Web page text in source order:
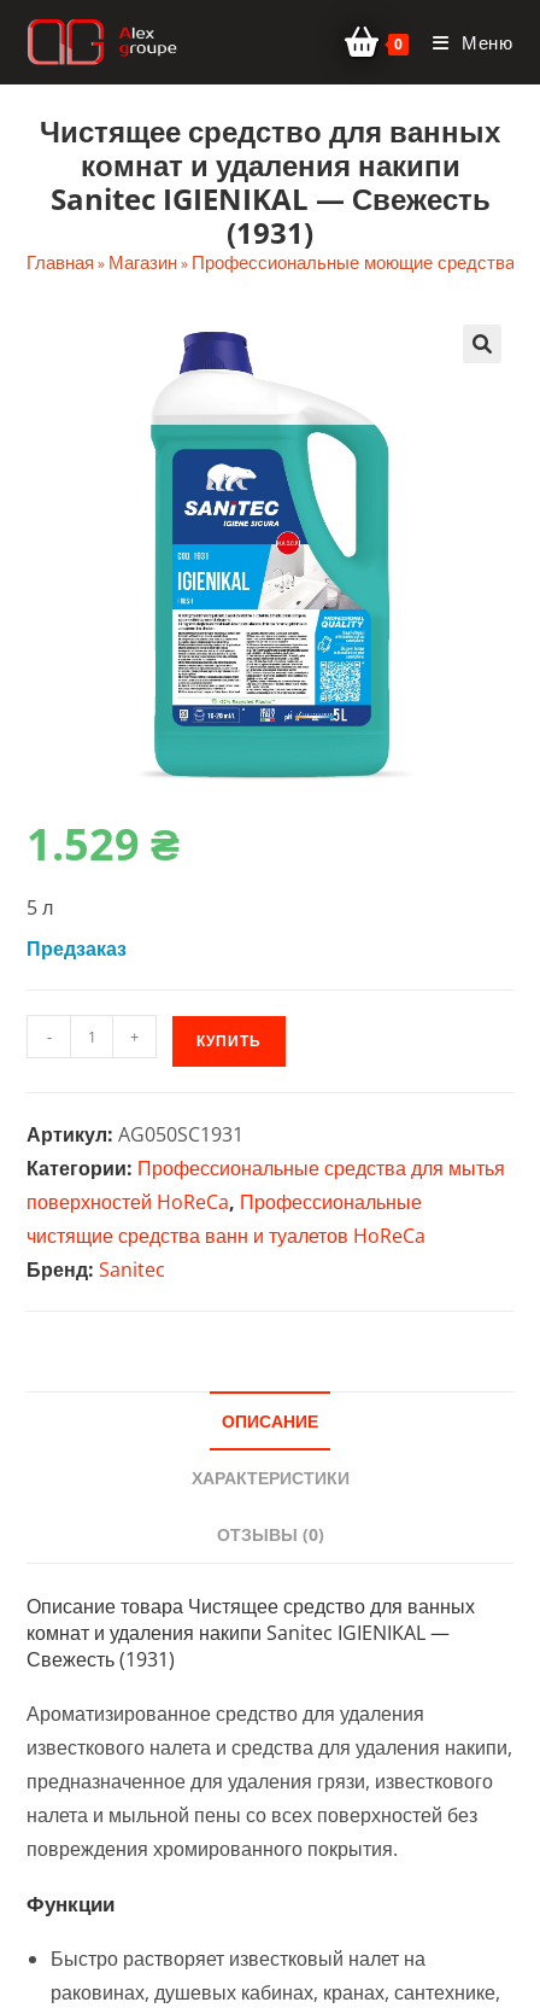
Перейти
0 Меню
Чистящее средство для ванных
комнат и удаления накипи
Sanitec IGIENIKAL — Свежесть
(1931)
Главная » Магазин» Профессиональные моющие средства
1.529₴
5 л
Предзаказ
Количество
товара
для
ванных
комнат
и
удаления
- + КУПИТЬ
Артикул:AG050SC1931
Категории: Профессиональные средства для мытья
поверхностей HoReCa, Профессиональные
чистящие средства ванн и туалетов HoReCa
Бренд: Sanitec
ОПИСАНИЕ
ХАРАКТЕРИСТИКИ
ОТЗЫВЫ (0)
Описание товара Чистящее средство для ванных
комнат и удаления накипи Sanitec IGIENIKAL —
Свежесть (1931)
Ароматизированное средство для удаления
известкового налета и средства для удаления накипи,
предназначенное для удаления грязи, известкового
налета и мыльной пены со всех поверхностей без
повреждения хромированного покрытия.
Функции
Быстро растворяет известковый налет на
раковинах, душевых кабинах, кранах, сантехнике,